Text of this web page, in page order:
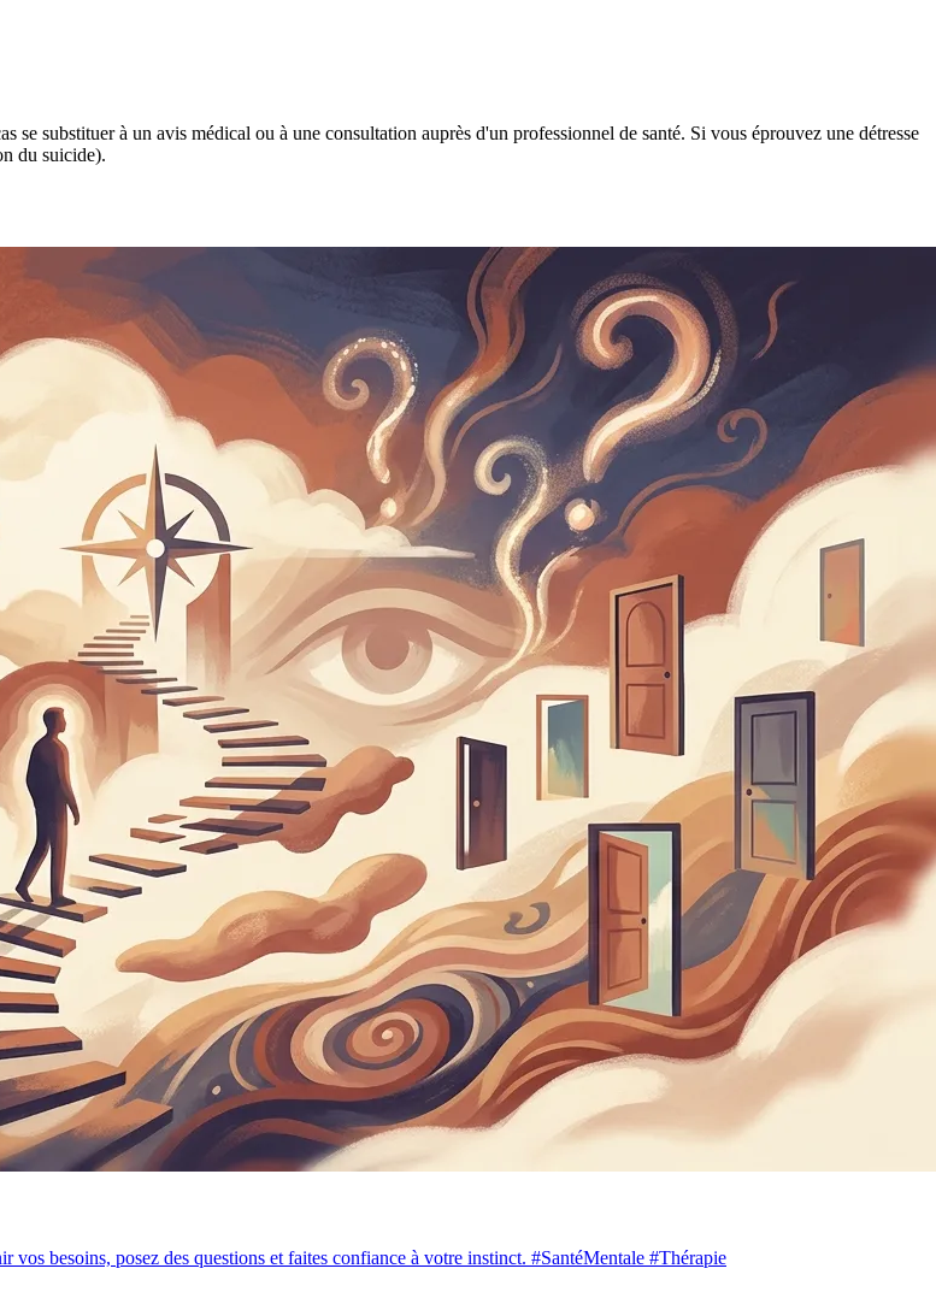
se substituer à un avis médical ou à une consultation auprès d'un professionnel de santé. Si vous éprouvez une détresse
du suicide).
besoins, posez des questions et faites confiance à votre instinct. #SantéMentale #Thérapie